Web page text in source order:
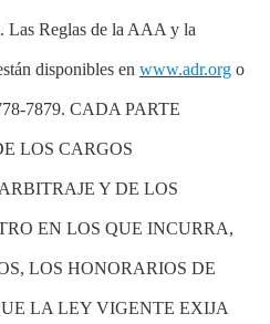
Las Reglas de la AAA y la
disponibles en www.adr.org o
7879. CADA PARTE
LOS CARGOS
Y DE LOS
EN LOS QUE INCURRA,
LOS HONORARIOS DE
LA LEY VIGENTE EXIJA